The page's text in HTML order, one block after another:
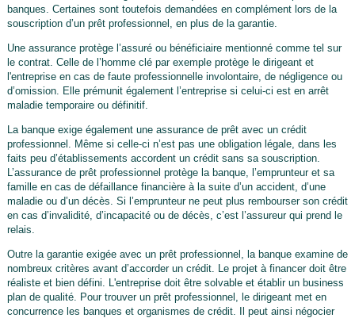
banques. Certaines sont toutefois demandées en complément lors de la
souscription d’un prêt professionnel, en plus de la garantie.
Une assurance protège l’assuré ou bénéficiaire mentionné comme tel sur
le contrat. Celle de l’homme clé par exemple protège le dirigeant et
l'entreprise en cas de faute professionnelle involontaire, de négligence ou
d’omission. Elle prémunit également l’entreprise si celui-ci est en arrêt
maladie temporaire ou définitif.
La banque exige également une assurance de prêt avec un crédit
professionnel. Même si celle-ci n’est pas une obligation légale, dans les
faits peu d’établissements accordent un crédit sans sa souscription.
L’assurance de prêt professionnel protège la banque, l’emprunteur et sa
famille en cas de défaillance financière à la suite d’un accident, d’une
maladie ou d’un décès. Si l’emprunteur ne peut plus rembourser son crédit
en cas d’invalidité, d’incapacité ou de décès, c’est l’assureur qui prend le
relais.
Outre la garantie exigée avec un prêt professionnel, la banque examine de
nombreux critères avant d’accorder un crédit. Le projet à financer doit être
réaliste et bien défini. L'entreprise doit être solvable et établir un business
plan de qualité. Pour trouver un prêt professionnel, le dirigeant met en
concurrence les banques et organismes de crédit. Il peut ainsi négocier